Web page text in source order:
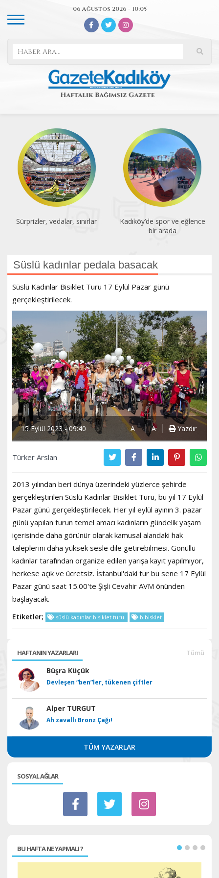
06 Ağustos 2026 - 10:05
Sürprizler, vedalar, sınırlar
Kadıköy’de spor ve eğlence
bir arada
Süslü kadınlar pedala basacak
Süslü Kadınlar Bisiklet Turu 17 Eylül Pazar günü
gerçekleştirilecek.
15 Eylül 2023 - 09:40 A + A- Yazdır
Türker Arslan
2013 yılından beri dünya üzerindeki yüzlerce şehirde
gerçekleştirilen Süslü Kadınlar Bisiklet Turu, bu yıl 17 Eylül
Pazar günü gerçekleştirilecek. Her yıl eylül ayının 3. pazar
günü yapılan turun temel amacı kadınların gündelik yaşam
içerisinde daha görünür olarak kamusal alandaki hak
taleplerini daha yüksek sesle dile getirebilmesi. Gönüllü
kadınlar tarafından organize edilen yarışa kayıt yapılmıyor,
herkese açık ve ücretsiz. İstanbul'daki tur bu sene 17 Eylül
Pazar günü saat 15.00'te Şişli Cevahir AVM önünden
başlayacak.
Etiketler; süslü kadınlar bisiklet turu bibisklet
HAFTANIN YAZARLARI Tümü
Büşra Küçük
Devleşen “ben”ler, tükenen çiftler
Alper TURGUT
Ah zavallı Bronz Çağı!
TÜM YAZARLAR
SOSYAL AĞLAR
BU HAFTA NE YAPMALI ?